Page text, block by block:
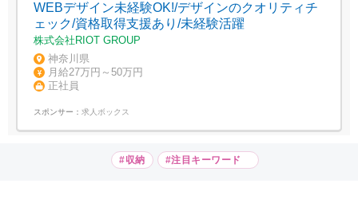
WEBデザイン未経験OK!/デザインのクオリティチ
ェック/資格取得支援あり/未経験活躍
株式会社RIOT GROUP
神奈川県
月給27万円～50万円
正社員
スポンサー： 求人ボックス
#収納 #注目キーワード